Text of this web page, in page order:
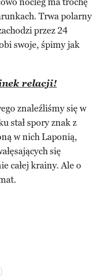
Trwa polarny
przez 24
swoje, śpimy jak
relacji!
znaleźliśmy się w
stał spory znak z
w nich Laponią,
się
całej krainy. Ale o